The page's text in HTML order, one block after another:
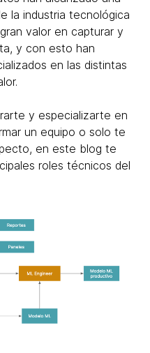
la industria tecnológica
valor en capturar y
y con esto han
en las distintas
y especializarte en
un equipo o solo te
en este blog te
roles técnicos del